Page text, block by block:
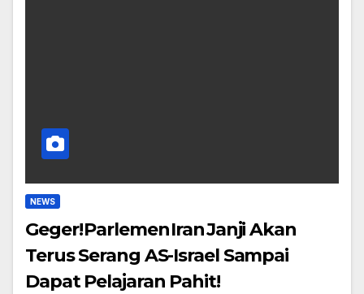
NEWS
Geger! Parlemen Iran Janji Akan
Terus Serang AS-Israel Sampai
Dapat Pelajaran Pahit!